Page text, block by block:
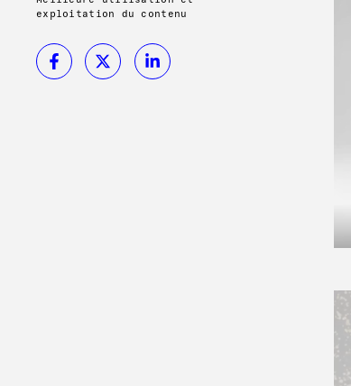
exploitation du contenu